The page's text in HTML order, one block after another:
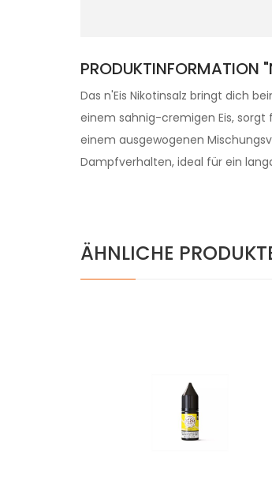
PRODUKTINFORMATION
Das n'Eis Nikotinsalz bringt dich
einem sahnig-cremigen Eis, sorgt
einem ausgewogenen
Dampfverhalten, ideal für ein
ÄHNLICHE